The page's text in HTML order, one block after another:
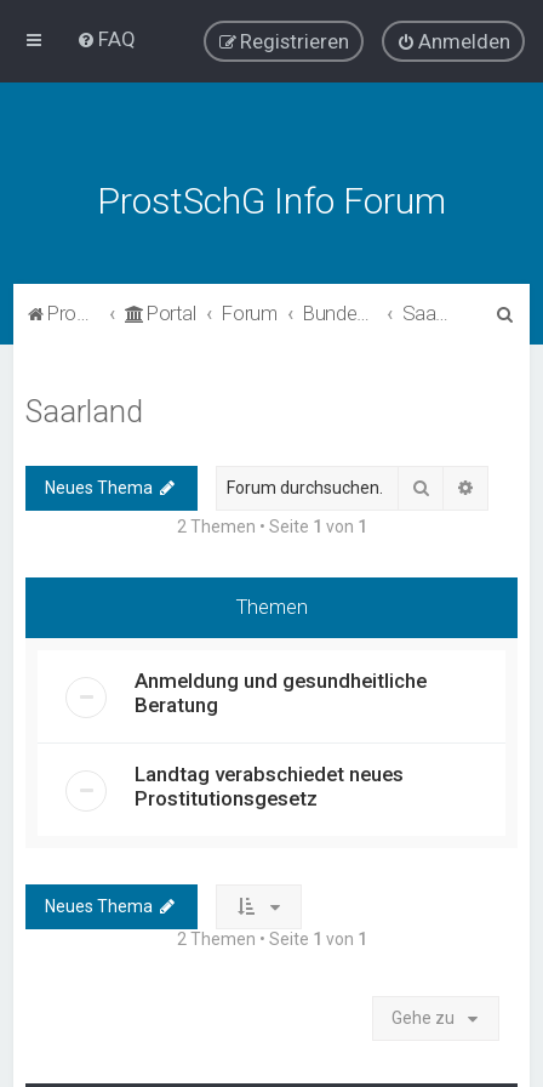
FAQ Anmelden
Registrieren
ProstSchG Info Forum
ProstSchG Portal Forum Bundesländer - Umsetzung und Erfahrungen mit ProstSchG Saarland
Saarland
Neues Thema Suche
2 Themen • Seite 1 von 1
Themen
Anmeldung und gesundheitliche
Beratung
Landtag verabschiedet neues
Prostitutionsgesetz
Neues Thema
2 Themen • Seite 1 von 1
Gehe zu